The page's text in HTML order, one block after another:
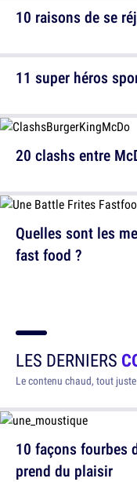
20 clashs entre
10 raisons de se
11 super héros
Quelles sont les
fast food ?
LES DERNIERS
Le contenu chaud, tout
10 façons fourbes
prend du plaisir